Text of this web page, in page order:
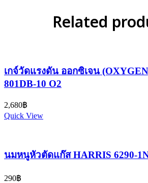
Related
เกจ์วัดแรงดัน ออกซิเจน
801DB-10 O2
2,680฿
Quick View
นมหนูหัวตัดแก๊ส HARRIS 6290-
290฿